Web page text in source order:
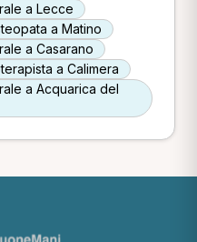
a Lecce
a Matino
a Casarano
a Calimera
a Acquarica del